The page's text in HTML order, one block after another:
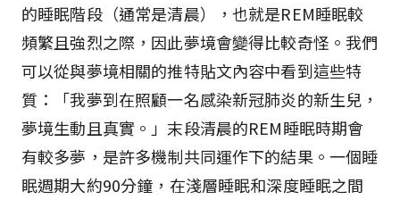
的睡眠階段（通常是清晨），也就是REM睡眠較
頻繁且強烈之際，因此夢境會變得比較奇怪。我們
可以從與夢境相關的推特貼文內容中看到這些特
質：「我夢到在照顧一名感染新冠肺炎的新生兒，
夢境生動且真實。」末段清晨的REM睡眠時期會
有較多夢，是許多機制共同運作下的結果。一個睡
眠週期大約90分鐘，在淺層睡眠和深度睡眠之間